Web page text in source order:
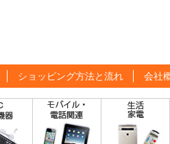
ショッピング方法と流れ 会社